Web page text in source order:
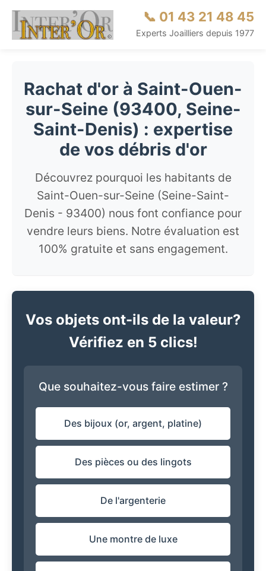
📞 01 43 21 48 45
Experts Joailliers depuis 1977
Rachat d'or à Saint-Ouen-
sur-Seine (93400, Seine-
Saint-Denis) : expertise
de vos débris d'or
Découvrez pourquoi les habitants de
Saint-Ouen-sur-Seine (Seine-Saint-
Denis - 93400) nous font confiance pour
vendre leurs biens. Notre évaluation est
100% gratuite et sans engagement.
Vos objets ont-ils de la valeur?
Vérifiez en 5 clics!
Que souhaitez-vous faire estimer ?
Des bijoux (or, argent, platine)
Des pièces ou des lingots
De l'argenterie
Une montre de luxe